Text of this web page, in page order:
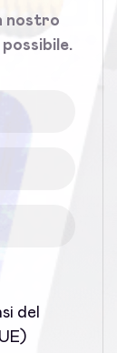
nostro
del